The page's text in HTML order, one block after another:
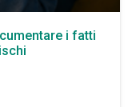
i fatti